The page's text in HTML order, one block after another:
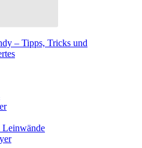
– Tipps, Tricks und
Leinwände